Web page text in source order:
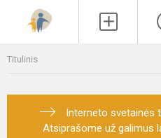
Titulinis
Interneto svetainės
Atsiprašome už galimus